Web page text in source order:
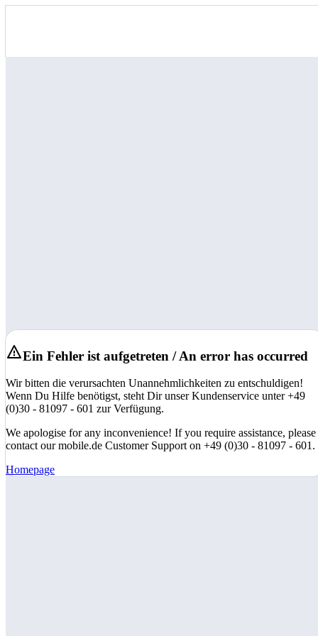
Ein Fehler ist aufgetreten / An error has occurred
Wir bitten die verursachten Unannehmlichkeiten zu entschuldigen!
Wenn Du Hilfe benötigst, steht Dir unser Kundenservice unter +49
(0)30 - 81097 - 601 zur Verfügung.
We apologise for any inconvenience! If you require assistance, please
contact our mobile.de Customer Support on +49 (0)30 - 81097 - 601.
Homepage